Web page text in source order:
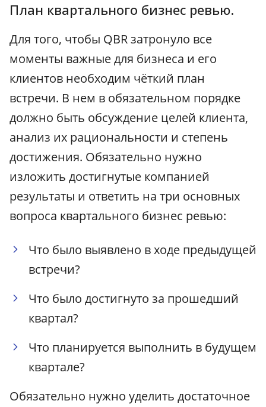
План квартального бизнес ревью.
Для того, чтобы QBR затронуло все
моменты важные для бизнеса и его
клиентов необходим чёткий план
встречи. В нем в обязательном порядке
должно быть обсуждение целей клиента,
анализ их рациональности и степень
достижения. Обязательно нужно
изложить достигнутые компанией
результаты и ответить на три основных
вопроса квартального бизнес ревью:
Что было выявлено в ходе предыдущей
встречи?
Что было достигнуто за прошедший
квартал?
Что планируется выполнить в будущем
квартале?
Обязательно нужно уделить достаточное